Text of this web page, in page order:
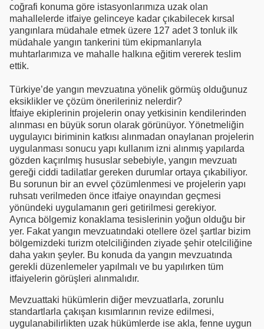
coğrafi konuma göre istasyonlarımıza uzak olan
mahallelerde itfaiye gelinceye kadar çıkabilecek kırsal
yangınlara müdahale etmek üzere 127 adet 3 tonluk ilk
müdahale yangın tankerini tüm ekipmanlarıyla
muhtarlarımıza ve mahalle halkına eğitim vererek teslim
ettik.
Türkiye’de yangın mevzuatına yönelik görmüş olduğunuz
eksiklikler ve çözüm önerileriniz nelerdir?
İtfaiye ekiplerinin projelerin onay yetkisinin kendilerinden
alınması en büyük sorun olarak görünüyor. Yönetmeliğin
uygulayıcı biriminin katkısı alınmadan onaylanan projelerin
uygulanması sonucu yapı kullanım izni alınmış yapılarda
gözden kaçırılmış hususlar sebebiyle, yangın mevzuatı
gereği ciddi tadilatlar gereken durumlar ortaya çıkabiliyor.
Bu sorunun bir an evvel çözümlenmesi ve projelerin yapı
ruhsatı verilmeden önce itfaiye onayından geçmesi
yönündeki uygulamanın geri getirilmesi gerekiyor.
Ayrıca bölgemiz konaklama tesislerinin yoğun olduğu bir
yer. Fakat yangın mevzuatındaki otellere özel şartlar bizim
bölgemizdeki turizm otelciliğinden ziyade şehir otelciliğine
daha yakın şeyler. Bu konuda da yangın mevzuatında
gerekli düzenlemeler yapılmalı ve bu yapılırken tüm
itfaiyelerin görüşleri alınmalıdır.
Mevzuattaki hükümlerin diğer mevzuatlarla, zorunlu
standartlarla çakışan kısımlarının revize edilmesi,
uygulanabilirlikten uzak hükümlerde ise akla, fenne uygun